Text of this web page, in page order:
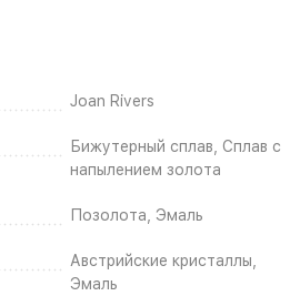
Joan Rivers
Бижутерный сплав, Сплав с
напылением золота
Позолота, Эмаль
Австрийские кристаллы,
Эмаль